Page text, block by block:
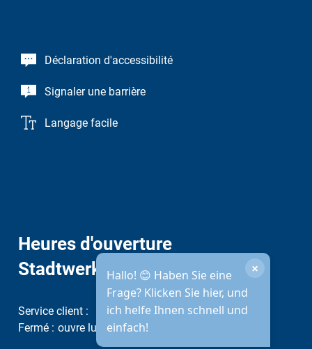
Déclaration d'accessibilité
Signaler une barrière
Langage facile
Heures d'ouverture
StadtwerkeHallo! 😊 Haben Sie eine
Frage? Klicken Sie hier, und
ich helfe Ihnen schnell und
einfach!
×
Service client :
Cliquez pour masquer d'autres heures d'ouverture ou de
Fermé : ouvre lundi prochain à 08h00